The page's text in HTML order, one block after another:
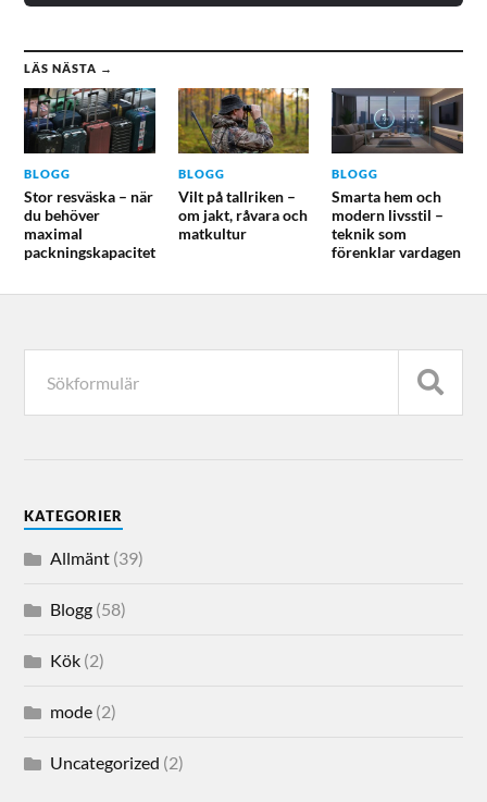
LÄS NÄSTA →
BLOGG
Stor resväska – när
du behöver
maximal
packningskapacitet
BLOGG
Vilt på tallriken –
om jakt, råvara och
matkultur
BLOGG
Smarta hem och
modern livsstil –
teknik som
förenklar vardagen
KATEGORIER
Allmänt (39)
Blogg (58)
Kök (2)
mode (2)
Uncategorized (2)